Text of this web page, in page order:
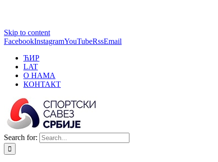
Skip to content
FacebookInstagramYouTubeRssEmail
ЋИР
LAT
О НАМА
КОНТАКТ
Search for: